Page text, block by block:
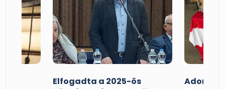
Elfogadta a 2025-ös
Adorjáni